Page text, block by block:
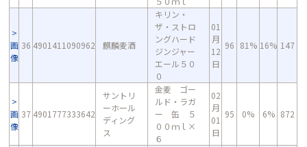
画
像
36 4901411090962 麒麟麦酒
キリン・
ザ・ストロ
ングハード
ジンジャー
エール５０
０
01
月
12
日
96 81% 16% 147
画
像
37 4901777333642
サントリ
ーホール
ディング
ス
金麦 ゴー
ルド・ラガ
ー 缶 ５
００ｍｌ×
６
02
月
01
日
95 0% 6% 872